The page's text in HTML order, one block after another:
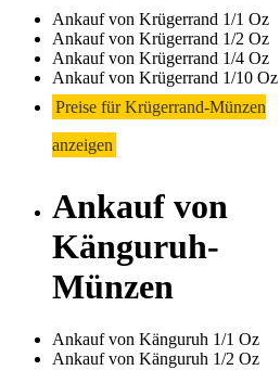
Ankauf von Krügerrand 1/1 Oz
Ankauf von Krügerrand 1/2 Oz
Ankauf von Krügerrand 1/4 Oz
Ankauf von Krügerrand 1/10 Oz
Preise für Krügerrand-Münzen
anzeigen
Ankauf von
Känguruh-
Münzen
Ankauf von Känguruh 1/1 Oz
Ankauf von Känguruh 1/2 Oz